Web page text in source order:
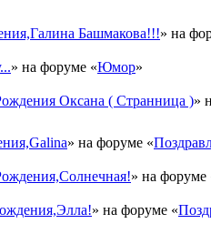
Башмакова!!!» на
» на форуме «Юмор»
Оксана ( Странница )»
» на форуме «
» на форуме
» на форуме «